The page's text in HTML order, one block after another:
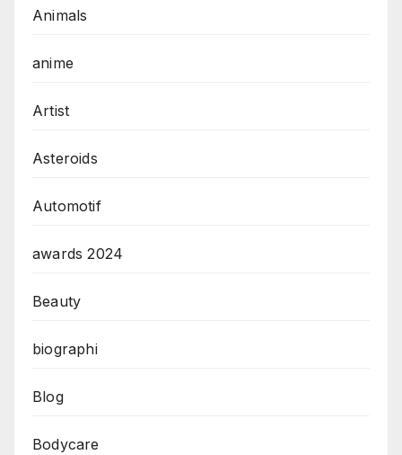
Animals
anime
Artist
Asteroids
Automotif
awards 2024
Beauty
biographi
Blog
Bodycare